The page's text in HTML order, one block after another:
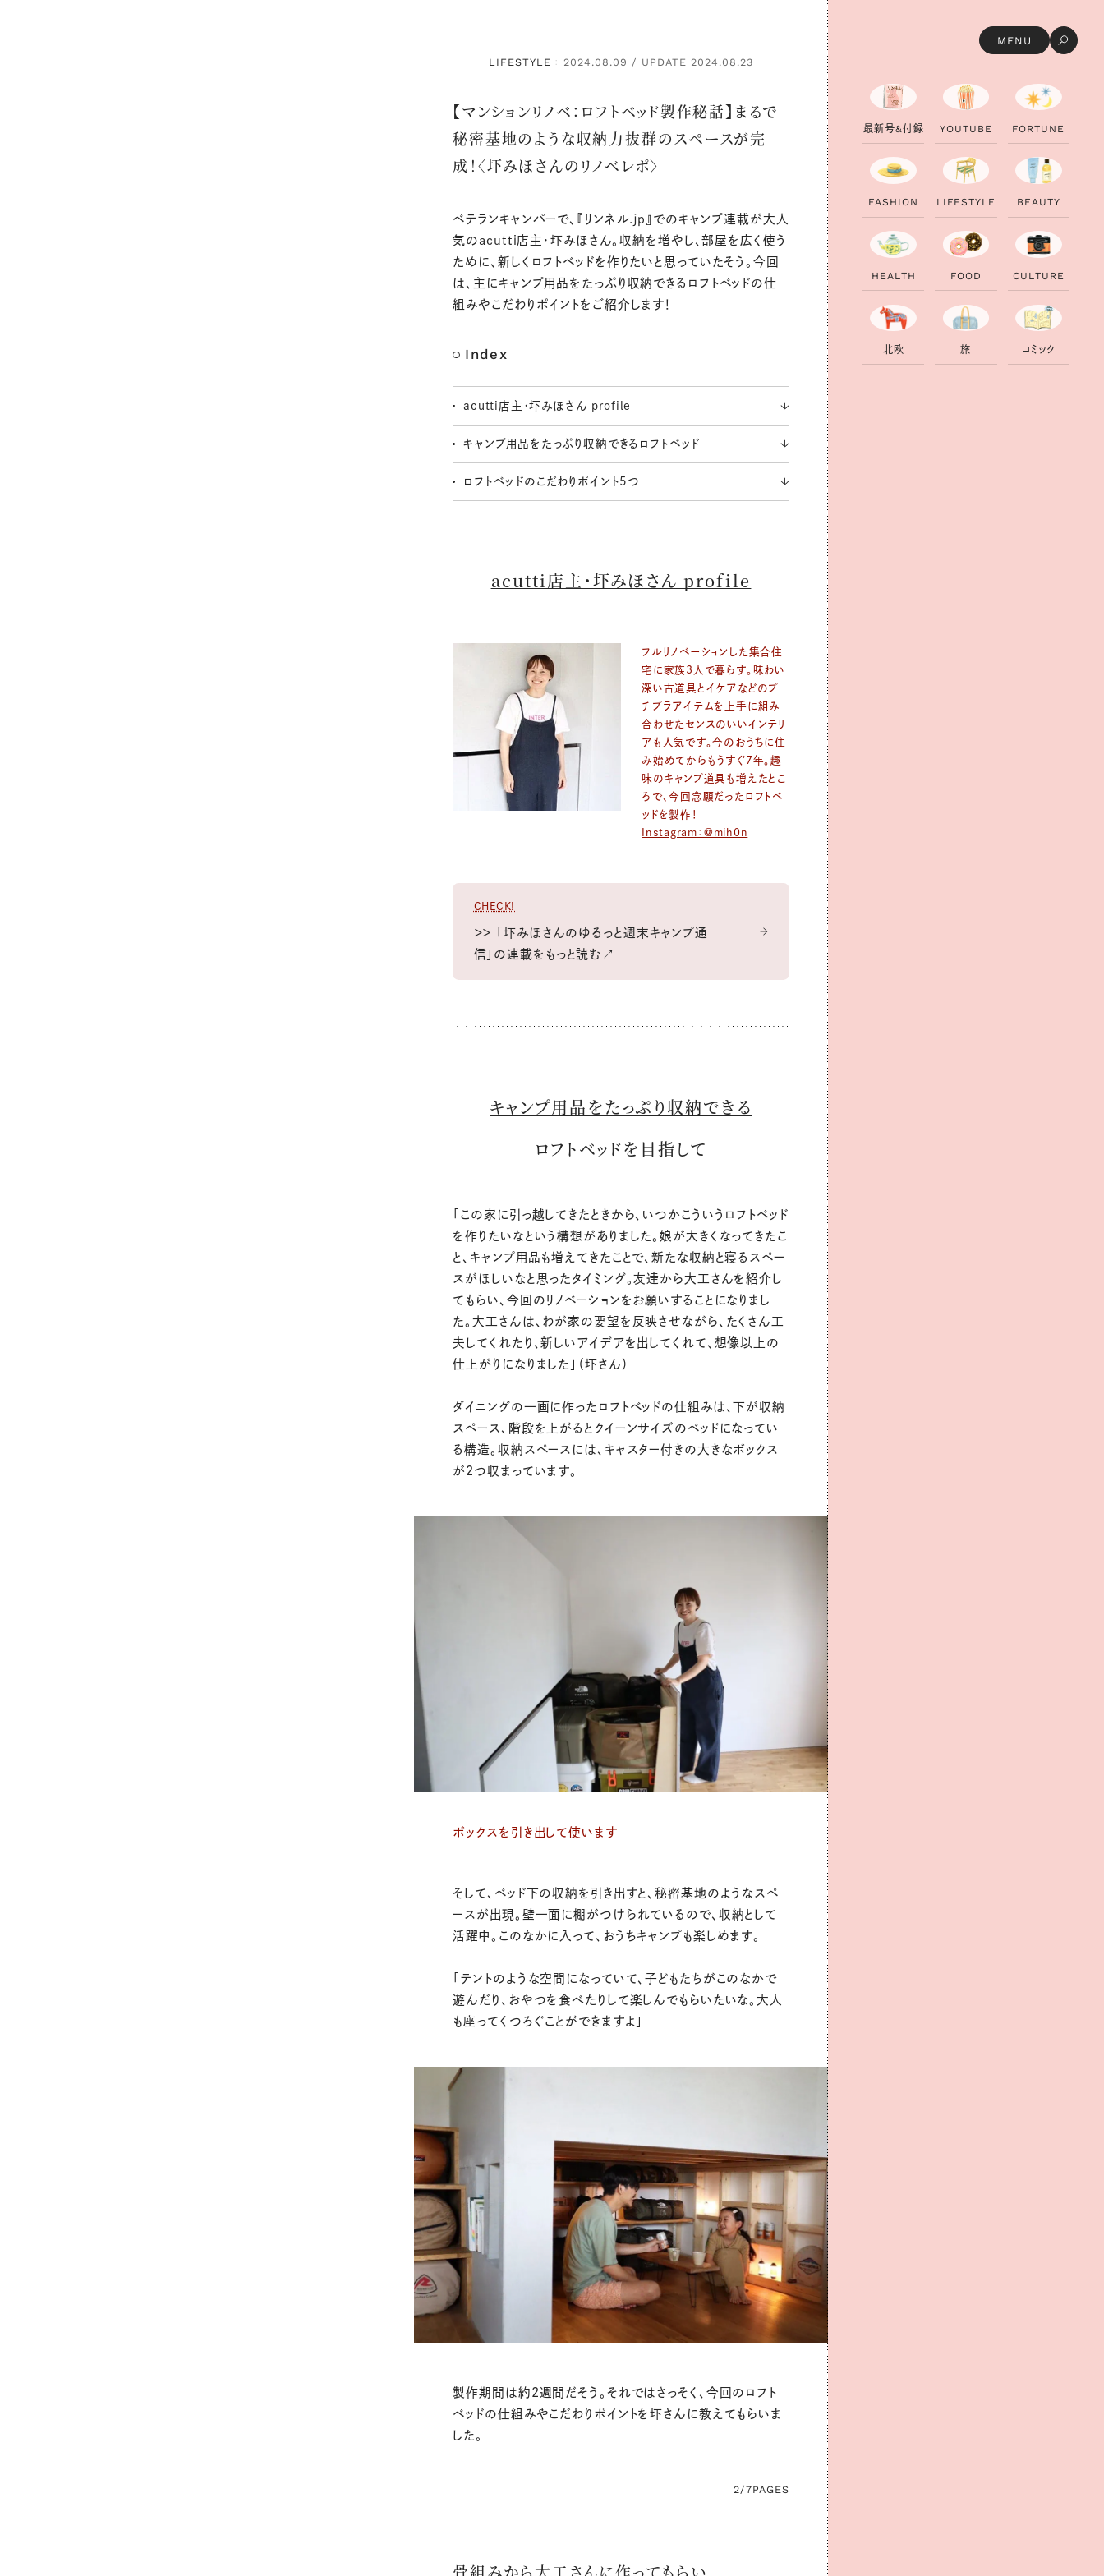
MENU
LIFESTYLE ： 2024.08.09 / UPDATE 2024.08.23
【マンションリノベ：ロフトベッド製作秘話】まるで
秘密基地のような収納力抜群のスペースが完
成！〈圷みほさんのリノベレポ〉
ベテランキャンパーで、『リンネル.jp』でのキャンプ連載が大人
気のacutti店主・圷みほさん。収納を増やし、部屋を広く使う
ために、新しくロフトベッドを作りたいと思っていたそう。今回
は、主にキャンプ用品をたっぷり収納できるロフトベッドの仕
組みやこだわりポイントをご紹介します！
Index
acutti店主・圷みほさん profile
キャンプ用品をたっぷり収納できるロフトベッド
ロフトベッドのこだわりポイント5つ
acutti店主・圷みほさん profile
フルリノベーションした集合住
宅に家族3人で暮らす。味わい
深い古道具とイケアなどのプ
チプラアイテムを上手に組み
合わせたセンスのいいインテリ
アも人気です。今のおうちに住
み始めてからもうすぐ7年。趣
味のキャンプ道具も増えたとこ
ろで、今回念願だったロフトベ
ッドを製作！
Instagram：@mih0n
CHECK!
＞＞ 「圷みほさんのゆるっと週末キャンプ通
信」の連載をもっと読む↗
キャンプ用品をたっぷり収納できる
ロフトベッドを目指して
「この家に引っ越してきたときから、いつかこういうロフトベッド
を作りたいなという構想がありました。娘が大きくなってきたこ
と、キャンプ用品も増えてきたことで、新たな収納と寝るスペー
スがほしいなと思ったタイミング。友達から大工さんを紹介し
てもらい、今回のリノベーションをお願いすることになりまし
た。大工さんは、わが家の要望を反映させながら、たくさん工
夫してくれたり、新しいアイデアを出してくれて、想像以上の
仕上がりになりました」（圷さん）
ダイニングの一画に作ったロフトベッドの仕組みは、下が収納
スペース、階段を上がるとクイーンサイズのベッドになってい
る構造。収納スペースには、キャスター付きの大きなボックス
が2つ収まっています。
ボックスを引き出して使います
そして、ベッド下の収納を引き出すと、秘密基地のようなスペ
ースが出現。壁一面に棚がつけられているので、収納として
活躍中。このなかに入って、おうちキャンプも楽しめます。
「テントのような空間になっていて、子どもたちがこのなかで
遊んだり、おやつを食べたりして楽しんでもらいたいな。大人
も座ってくつろぐことができますよ」
製作期間は約2週間だそう。それではさっそく、今回のロフト
ベッドの仕組みやこだわりポイントを圷さんに教えてもらいま
した。
2/7PAGES
骨組みから大工さんに作ってもらい
最新号&付録 YOUTU B E FORTU N E
FAS H ION LI FESTYLE B EAUTY
H EALTH FOOD CU LTU RE
北欧 旅 コ ミ ック